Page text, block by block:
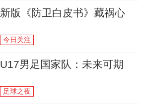
新版《防卫白皮书》藏祸心
今日关注
U17男足国家队：未来可期
足球之夜